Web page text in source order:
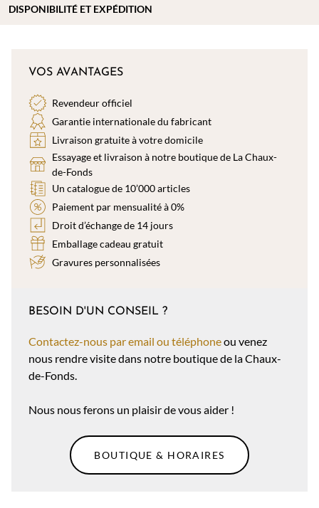
DISPONIBILITÉ ET EXPÉDITION
VOS AVANTAGES
Revendeur officiel
Garantie internationale du fabricant
Livraison gratuite à votre domicile
Essayage et livraison à notre boutique de La Chaux-
de-Fonds
Un catalogue de 10’000 articles
Paiement par mensualité à 0%
Droit d’échange de 14 jours
Emballage cadeau gratuit
Gravures personnalisées
BESOIN D'UN CONSEIL ?
Contactez-nous par email ou téléphoneou venez
nous rendre visite dans notre boutique de la Chaux-
de-Fonds.
Nous nous ferons un plaisir de vous aider !
BOUTIQUE & HORAIRES